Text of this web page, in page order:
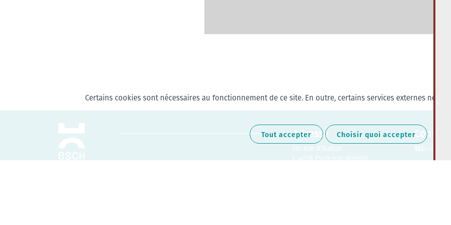
Adresse
50, rue d'Audun
L-4018 Esch-sur-Alzette
Contact
Tél.: +352
Certains cookies sont nécessaires au fonctionnement de ce site. En outre, certains services externes
Tout accepter Choisir quoi accepter